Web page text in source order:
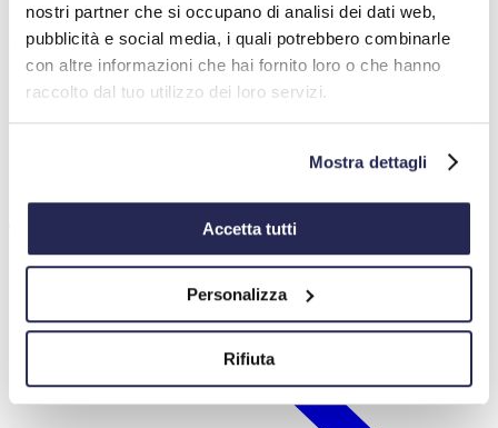
nostri partner che si occupano di analisi dei dati web,
pubblicità e social media, i quali potrebbero combinarle
con altre informazioni che hai fornito loro o che hanno
raccolto dal tuo utilizzo dei loro servizi.
Mostra dettagli
Accetta tutti
Personalizza
Rifiuta
Tipologia di certificazione:
CQP CAM Arredi
Prodotto certificato:
TAVOLI SCOLASTICI GAMBE METALLO
Numero certificato:111/2025